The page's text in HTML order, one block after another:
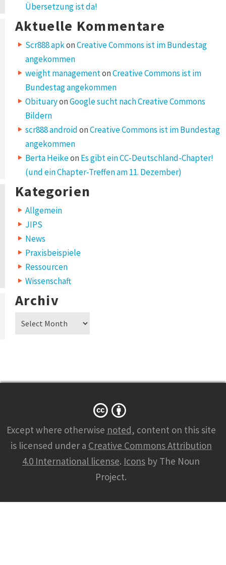
Übersetzung ist da!
Aktuelle Kommentare
Scr888 apkonCreative Commons ist im Bundestag
angekommen
weight managementonCreative Commons ist im
Bundestag angekommen
ObituaryonGoogle sucht nach Creative Commons
Bildern
scr888 androidonCreative Commons ist im Bundestag
angekommen
Berta Heikeon Es gibt ein CC-Deutschland-Chapter!
(und ein Chapter-Treffen am 11. Dezember)
Kategorien
Allgemein
JIPS
News
Praxisbeispiele
Ressourcen
Wissenschaft
Archiv
Archiv
Except where otherwise noted, content on this site
is licensed under a Creative Commons Attribution
4.0 International license. Icons by The Noun
Project.